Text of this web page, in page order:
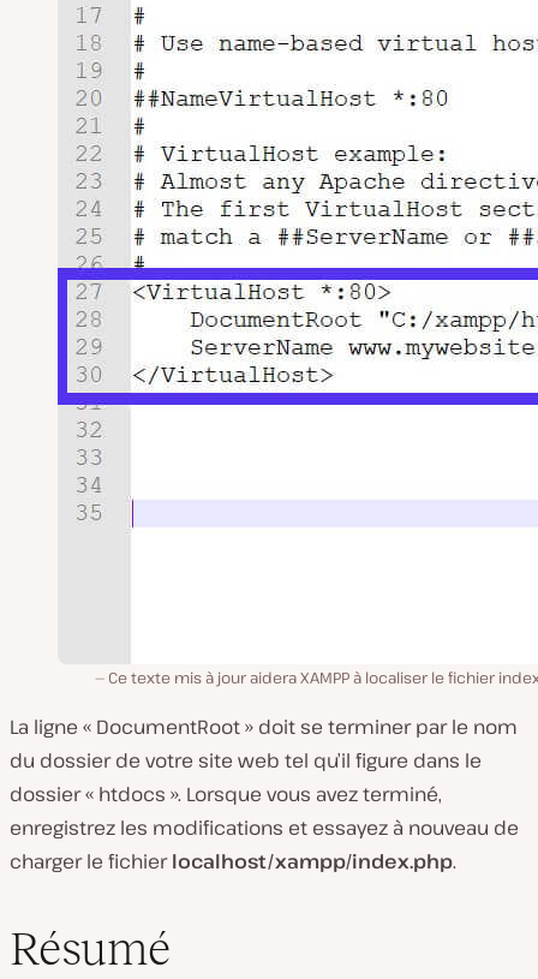
Ce texte mis à jour aidera XAMPP à localiser le fichier
La ligne « DocumentRoot » doit se terminer par le nom
du dossier de votre site web tel qu’il figure dans le
dossier « htdocs ». Lorsque vous avez terminé,
enregistrez les modifications et essayez à nouveau de
charger le fichierlocalhost/xampp/index.php.
Résumé